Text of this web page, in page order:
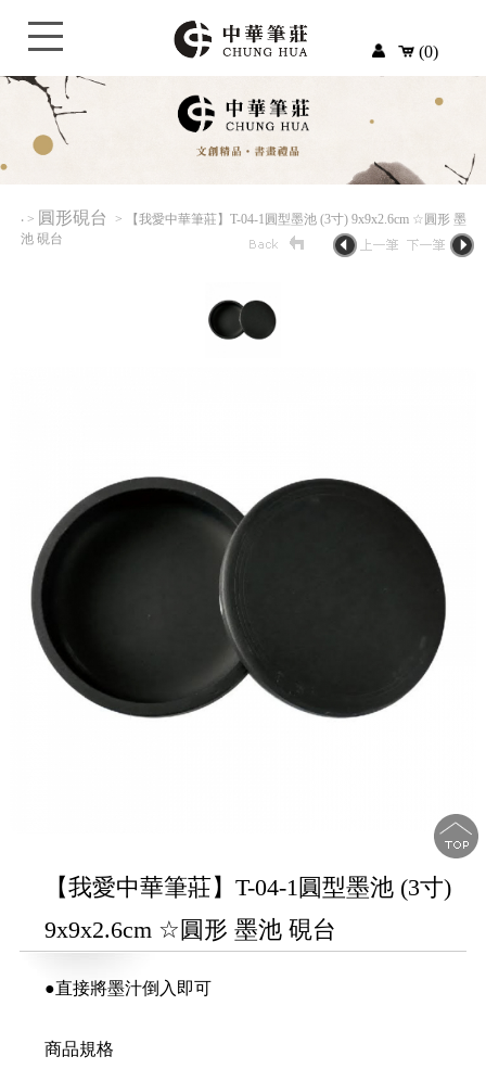
(0)
‧ > 圓形硯台
> 【我愛中華筆莊】T-04-1圓型墨池 (3寸) 9x9x2.6cm ☆圓形 墨
池 硯台
【我愛中華筆莊】T-04-1圓型墨池 (3寸)
9x9x2.6cm ☆圓形 墨池 硯台
●直接將墨汁倒入即可
商品規格